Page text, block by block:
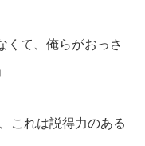
くて、俺らがおっさ
これは説得力のある